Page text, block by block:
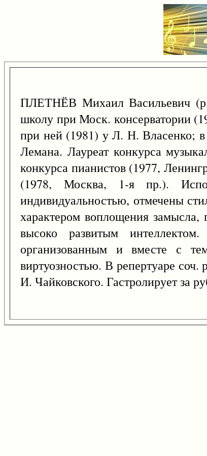
ПЛЕТНЁВ Михаил Васильевич
школу при Моск. консерватории
при ней (1981) у Л. Н. Власенко;
Лемана. Лауреат конкурса
конкурса пианистов (1977,
(1978, Москва, 1-я пр.).
индивидуальностью, отмечены
характером воплощения
высоко развитым
организованным и вместе с
виртуозностью. В репертуаре
И. Чайковского. Гастролирует за